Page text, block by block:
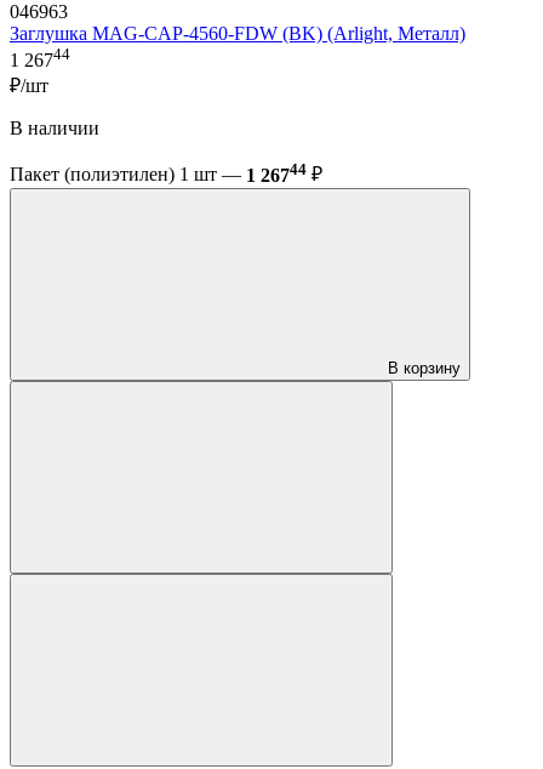
046963
Заглушка MAG-CAP-4560-FDW (BK) (Arlight, Металл)
1 26744
₽/шт
В наличии
Пакет (полиэтилен) 1 шт — 1 26744 ₽
В корзину